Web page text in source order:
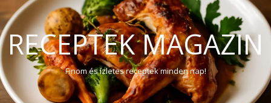
RECEPTEK MAGAZIN
Finom és ízletes receptek minden nap!